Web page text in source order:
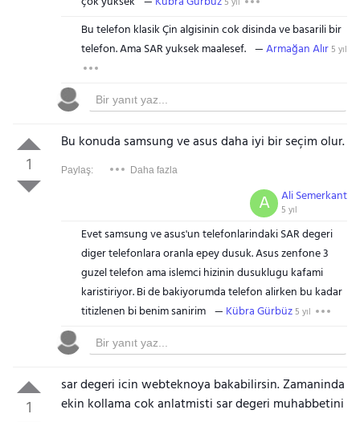
Bu telefon klasik Çin algisinin cok disinda ve basarili bir
telefon. Ama SAR yuksek maalesef.
Armağan Alır5 yıl
1
Bu konuda samsung ve asus daha iyi bir seçim olur.
Paylaş: Daha fazla
Ali Semerkant
5 yıl
A
Evet samsung ve asus'un telefonlarindaki SAR degeri
diger telefonlara oranla epey dusuk. Asus zenfone 3
guzel telefon ama islemci hizinin dusuklugu kafami
karistiriyor. Bi de bakiyorumda telefon alirken bu kadar
titizlenen bi benim sanirim
Kübra Gürbüz5 yıl
1
sar degeri icin webteknoya bakabilirsin. Zamaninda
ekin kollama cok anlatmisti sar degeri muhabbetini